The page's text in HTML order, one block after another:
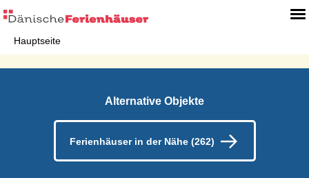
Hauptseite
Alternative Objekte
Ferienhäuser in der Nähe (262)